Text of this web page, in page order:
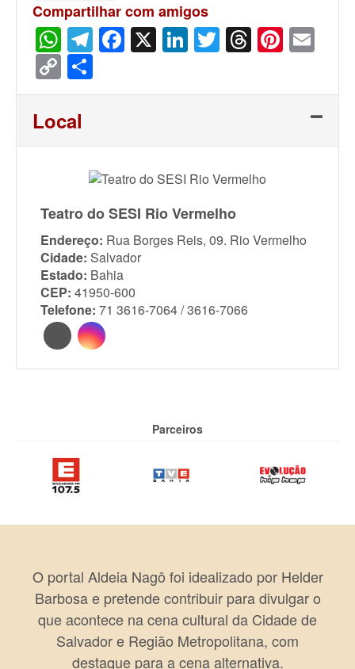
Compartilhar com amigos
WhatsApp
Telegram
Facebook
X LinkedIn
Twitter
Threads
Copy
Link
Local
Teatro do SESI Rio Vermelho
Endereço: Rua Borges Reis, 09. Rio Vermelho
Cidade: Salvador
Estado: Bahia
CEP: 41950-600
Telefone: 71 3616-7064 / 3616-7066
Parceiros
O portal Aldeia Nagô foi idealizado por Helder
Barbosa e pretende contribuir para divulgar o
que acontece na cena cultural da Cidade de
Salvador e Região Metropolitana, com
destaque para a cena alternativa.